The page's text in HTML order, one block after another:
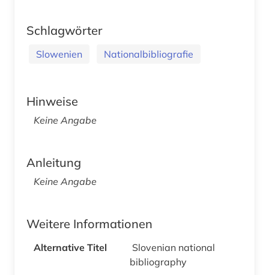
Schlagwörter
Slowenien Nationalbibliografie
Hinweise
Keine Angabe
Anleitung
Keine Angabe
Weitere Informationen
Alternative Titel
Slovenian national
bibliography